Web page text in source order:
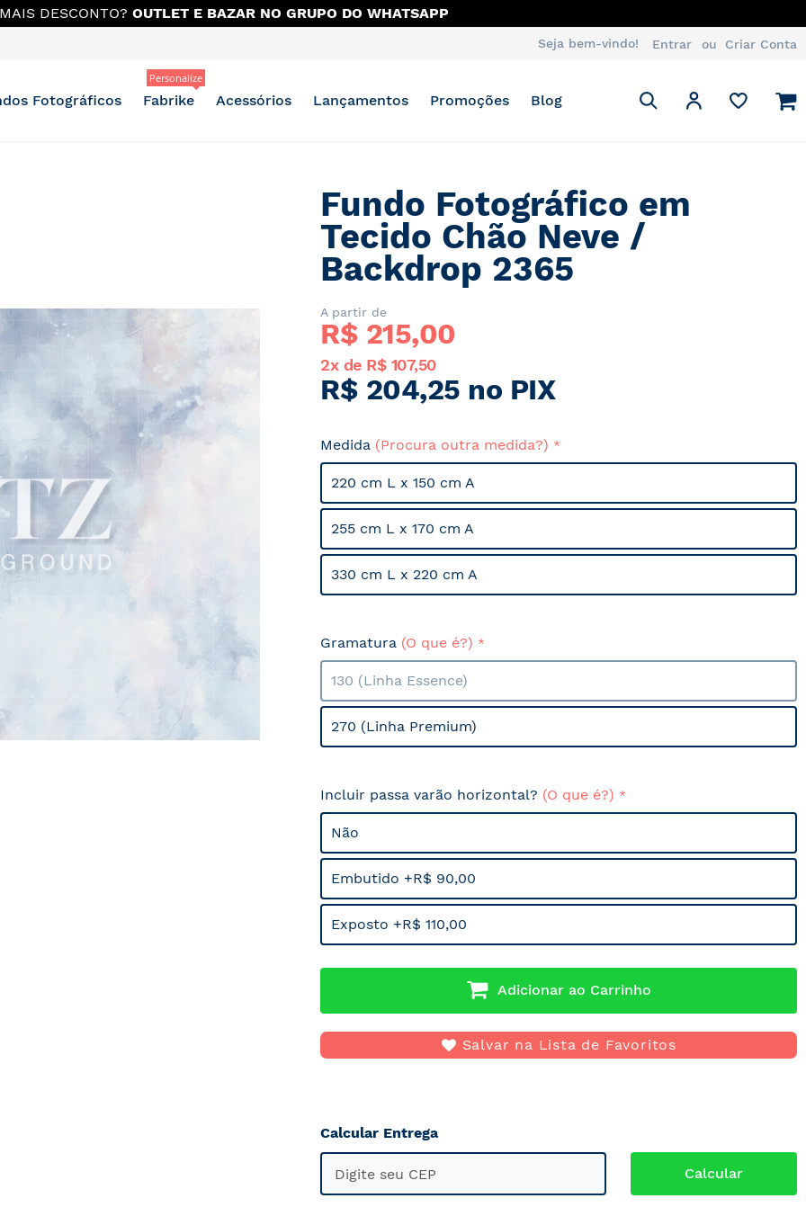
NO PIX E GANHE5% DE DESCONTO EM TODA LOJA
Seja bem-vindo! Entrar Criar Conta
Fotográficos Fabrike
Personalize
Acessórios Lançamentos Promoções Blog
Pesquisa
Pesquisa
Minha Conta
Fundo Fotográfico em
Tecido Chão Neve /
Backdrop 2365
A partir de
R$ 215,00
2x de R$ 107,50
R$ 204,25 no PIX
Medida (Procura outra medida?)
220 cm L x 150 cm A
255 cm L x 170 cm A
330 cm L x 220 cm A
Gramatura (O que é?)
130 (Linha Essence)
270 (Linha Premium)
Incluir passa varão horizontal? (O que é?)
Não
Embutido +R$ 90,00
Exposto +R$ 110,00
Adicionar ao Carrinho
Salvar na Lista de Favoritos
Calcular Entrega